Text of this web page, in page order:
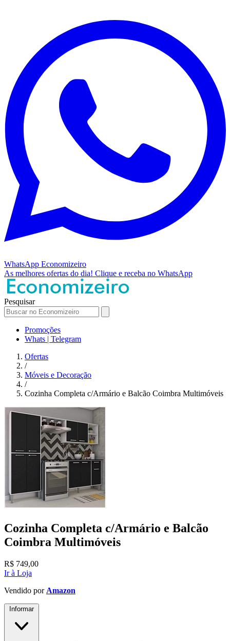
WhatsApp Economizeiro
As melhores ofertas do dia! Clique e receba no WhatsApp
Pesquisar
Promoções
Whats | Telegram
Ofertas
/
Móveis e Decoração
/
Cozinha Completa c/Armário e Balcão Coimbra Multimóveis
Cozinha Completa c/Armário e Balcão
Coimbra Multimóveis
R$ 749,00
Ir à Loja
Vendido por Amazon
Informar